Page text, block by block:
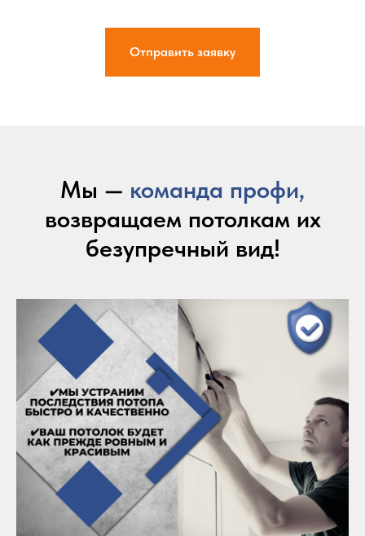
Отправить заявку
Мы — команда профи,
возвращаем потолкам их
безупречный вид!